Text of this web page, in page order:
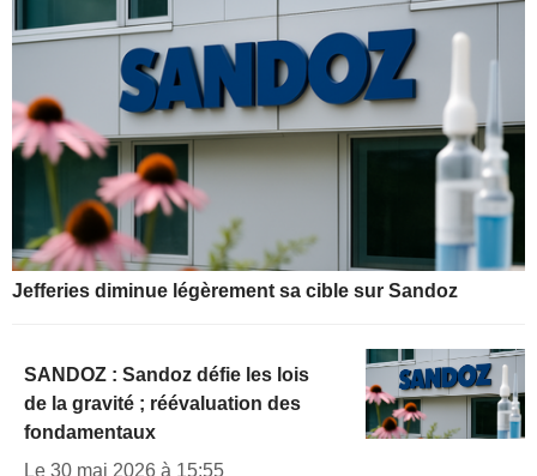
Jefferies diminue légèrement sa cible sur Sandoz
SANDOZ : Sandoz défie les lois
de la gravité ; réévaluation des
fondamentaux
Le 30 mai 2026 à 15:55